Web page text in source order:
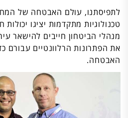
לתפיסתנו, עולם האבטחה של
טכנולוגיות מתקדמות יציגו
מנהלי הביטחון חייבים להישאר
את הפתרונות הרלוונטיים עבורם
האבטחה.